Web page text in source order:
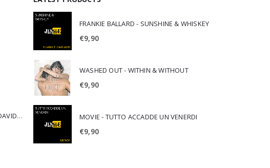
AAVV LONG TIME GONE - A TRIBUTE TO DAVID CROSBY
FRANKIE BALLARD - SUNSHINE & WHISKEY
€9,90
WASHED OUT - WITHIN & WITHOUT
€9,90
MOVIE - TUTTO ACCADDE UN VENERDI
€9,90